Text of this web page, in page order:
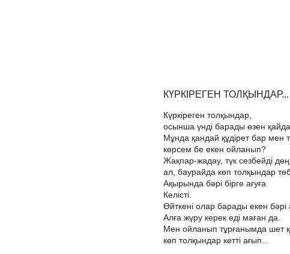
КҮРКІРЕГЕН ТОЛҚЫНДАР...
Күркіреген толқындар,
осынша үнді барады өзен
Мұнда қандай құдірет бар мен
көрсем бе екен ойланып?
Жақпар-жадау, түк сезбейді дөң
ал, баурайда көп толқындар
Ақырында бәрі бірге ағуға
Келісті.
Өйткені олар барады екен бәрі
Алға жүру керек еді маған да.
Мен ойланып тұрғанымда шет
көп толқындар кетті ағып...